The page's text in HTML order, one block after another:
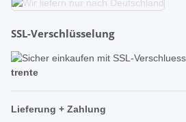
SSL-Verschlüsselung
trente
Lieferung + Zahlung